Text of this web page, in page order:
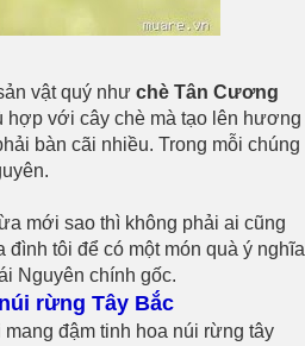
vật quý như chè Tân Cương
hợp với cây chè mà tạo lên hương
bàn cãi nhiều. Trong mỗi chúng
mới sao thì không phải ai cũng
tôi để có một món quà ý nghĩa
Nguyên chính gốc.
rừng Tây Bắc
đậm tinh hoa núi rừng tây